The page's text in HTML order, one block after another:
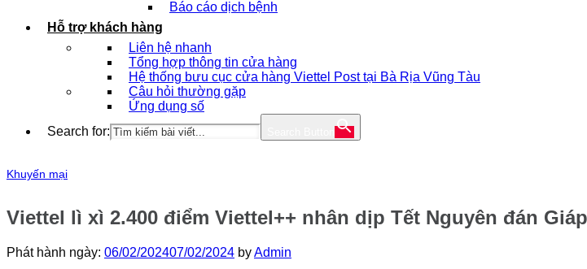
Báo cáo dịch bệnh
Hỗ trợ khách hàng
Liên hệ nhanh
Tổng hợp thông tin cửa hàng
Hệ thống bưu cục cửa hàng Viettel Post tại Bà Rịa Vũng Tàu
Câu hỏi thường gặp
Ứng dụng số
Search for:
Khuyến mại
Viettel lì xì 2.400 điểm Viettel++ nhân dịp Tết Nguyên đán
Phát hành ngày: 06/02/202407/02/2024 byAdmin